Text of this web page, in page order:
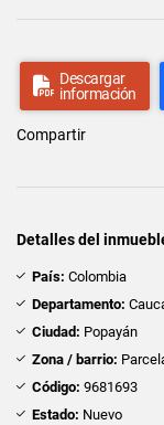
Descargar
información
Compartir
Detalles del
País: Colombia
Departamento:
Ciudad: Popayán
Zona / barrio:
Código: 9681693
Estado: Nuevo